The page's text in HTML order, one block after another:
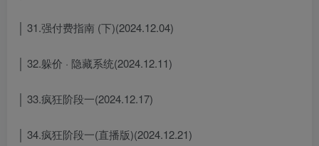
│ 31.强付费指南 (下)(2024.12.04)
│ 32.躲价 · 隐藏系统(2024.12.11)
│ 33.疯狂阶段一(2024.12.17)
│ 34.疯狂阶段一(直播版)(2024.12.21)